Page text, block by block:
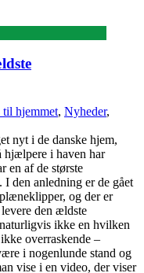
til hjemmet, Nyheder,
nyt i de danske hjem,
hjælpere i haven har
en af de største
I den anledning er de gået
og der er
den ældste
ikke en hvilken
overraskende –
i nogenlunde stand og
vise i en video, der viser